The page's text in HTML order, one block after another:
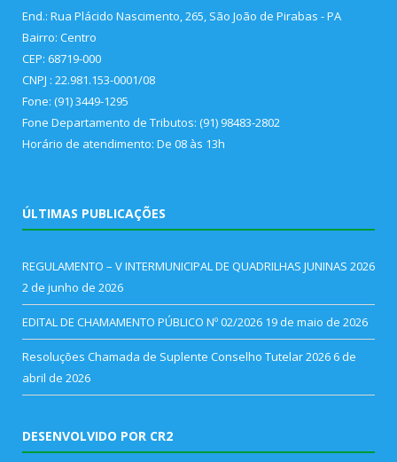
End.: Rua Plácido Nascimento, 265, São João de Pirabas - PA
Bairro: Centro
CEP: 68719-000
CNPJ : 22.981.153-0001/08
Fone: (91) 3449-1295
Fone Departamento de Tributos: (91) 98483-2802
Horário de atendimento: De 08 às 13h
ÚLTIMAS PUBLICAÇÕES
REGULAMENTO – V INTERMUNICIPAL DE QUADRILHAS JUNINAS 2026
2 de junho de 2026
EDITAL DE CHAMAMENTO PÚBLICO Nº 02/2026 19 de maio de 2026
Resoluções Chamada de Suplente Conselho Tutelar 2026 6 de
abril de 2026
DESENVOLVIDO POR CR2